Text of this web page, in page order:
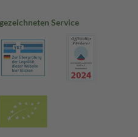
Service